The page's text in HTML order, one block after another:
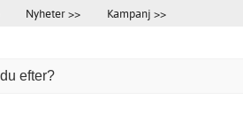
Nyheter >> Kampanj >>